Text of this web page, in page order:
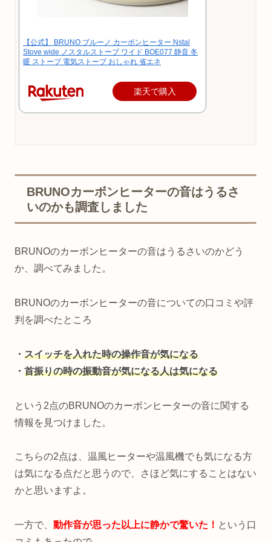
【公式】 BRUNO ブルーノ カーボンヒーター Nstal
Stove wide ノスタルストーブ ワイド BOE077 静音 冬
暖 ストーブ 電気ストーブ おしゃれ 省エネ
楽天で購入
BRUNOカーボンヒーターの音はうるさ
いのかも調査しました
BRUNOのカーボンヒーターの音はうるさいのかどう
か、調べてみました。
BRUNOのカーボンヒーターの音についての口コミや評
判を調べたところ
・ スイッチを入れた時の操作音が気になる
・ 首振りの時の振動音が気になる人は気になる
という2点のBRUNOのカーボンヒーターの音に関する
情報を見つけました。
こちらの2点は、温風ヒーターや温風機でも気になる方
は気になる点だと思うので、さほど気にすることはない
かと思いますよ。
一方で、 動作音が思った以上に静かで驚いた！ という口